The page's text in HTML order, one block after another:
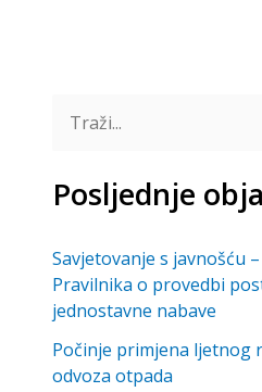
a
i
:
Posljednje
Savjetovanje s javnošću
Pravilnika o provedbi
jednostavne nabave
Počinje primjena ljetnog
odvoza otpada